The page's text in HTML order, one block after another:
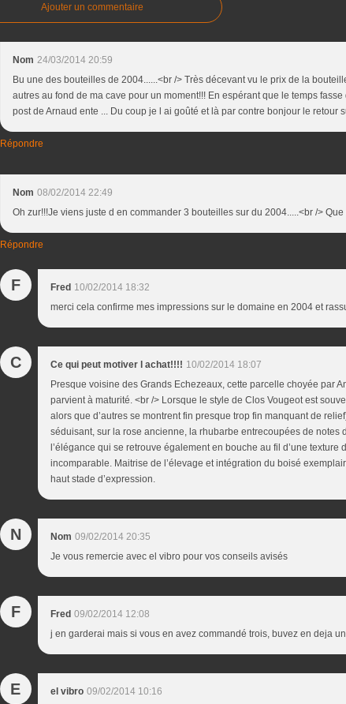
Ajouter un commentaire
Nom 24/03/2014 20:59
Bu une des bouteilles de 2004......<br /> Très décevant vu le prix de la
autres au fond de ma cave pour un moment!!! En espérant que le temps
post de Arnaud ente ... Du coup je l ai goûté et là par contre bonjour le retour
Répondre
Nom 08/02/2014 22:49
Oh zur!!!Je viens juste d en commander 3 bouteilles sur du 2004.....<br />
Répondre
F Fred 10/02/2014 18:32
merci cela confirme mes impressions sur le domaine en 2004 et
C Ce qui peut motiver l achat!!!! 10/02/2014 18:07
Presque voisine des Grands Echezeaux, cette parcelle choyée par
parvient à maturité. <br /> Lorsque le style de Clos Vougeot est
alors que d’autres se montrent fin presque trop fin manquant de
séduisant, sur la rose ancienne, la rhubarbe entrecoupées de notes
l’élégance qui se retrouve également en bouche au fil d’une
incomparable. Maitrise de l’élevage et intégration du boisé
haut stade d’expression.
N Nom 09/02/2014 20:35
Je vous remercie avec el vibro pour vos conseils avisés
F Fred 09/02/2014 12:08
j en garderai mais si vous en avez commandé trois, buvez en deja
E el vibro 09/02/2014 10:16